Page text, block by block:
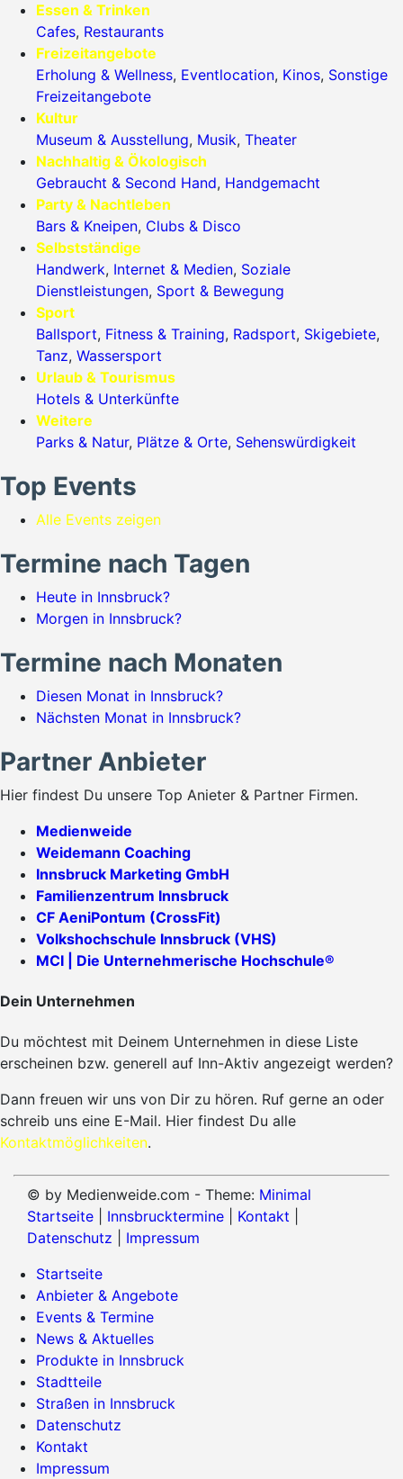
Essen & Trinken
Cafes, Restaurants
Freizeitangebote
Erholung & Wellness, Eventlocation, Kinos, Sonstige
Freizeitangebote
Kultur
Museum & Ausstellung, Musik, Theater
Nachhaltig & Ökologisch
Gebraucht & Second Hand, Handgemacht
Party & Nachtleben
Bars & Kneipen, Clubs & Disco
Selbstständige
Handwerk, Internet & Medien, Soziale
Dienstleistungen, Sport & Bewegung
Sport
Ballsport, Fitness & Training, Radsport, Skigebiete,
Tanz, Wassersport
Urlaub & Tourismus
Hotels & Unterkünfte
Weitere
Parks & Natur, Plätze & Orte, Sehenswürdigkeit
Top Events
Alle Events zeigen
Termine nach Tagen
Heute in Innsbruck?
Morgen in Innsbruck?
Termine nach Monaten
Diesen Monat in Innsbruck?
Nächsten Monat in Innsbruck?
Partner Anbieter
Hier findest Du unsere Top Anieter & Partner Firmen.
Medienweide
Weidemann Coaching
Innsbruck Marketing GmbH
Familienzentrum Innsbruck
CF AeniPontum (CrossFit)
Volkshochschule Innsbruck (VHS)
MCI | Die Unternehmerische Hochschule®
Dein Unternehmen
Du möchtest mit Deinem Unternehmen in diese Liste
erscheinen bzw. generell auf Inn-Aktiv angezeigt werden?
Dann freuen wir uns von Dir zu hören. Ruf gerne an oder
schreib uns eine E-Mail. Hier findest Du alle
Kontaktmöglichkeiten.
© by Medienweide.com - Theme: Minimal
Startseite
Innsbrucktermine Kontakt
Datenschutz
Impressum
Startseite
Anbieter & Angebote
Events & Termine
News & Aktuelles
Produkte in Innsbruck
Stadtteile
Straßen in Innsbruck
Datenschutz
Kontakt
Impressum